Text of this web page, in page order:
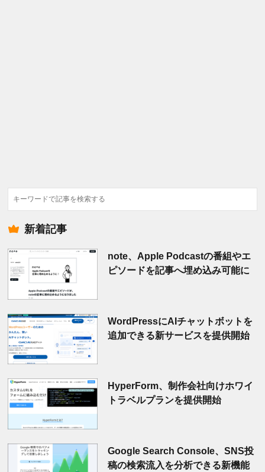
検
索
新着記事
note、Apple Podcastの番組やエ
ピソードを記事へ埋め込み可能に
WordPressにAIチャットボットを
追加できる新サービスを提供開始
HyperForm、制作会社向けホワイ
トラベルプランを提供開始
Google Search Console、SNS投
稿の検索流入を分析できる新機能